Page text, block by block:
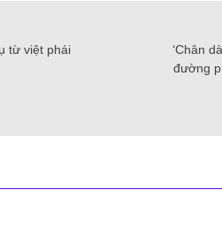
từ việt phái
‘Chân
đường